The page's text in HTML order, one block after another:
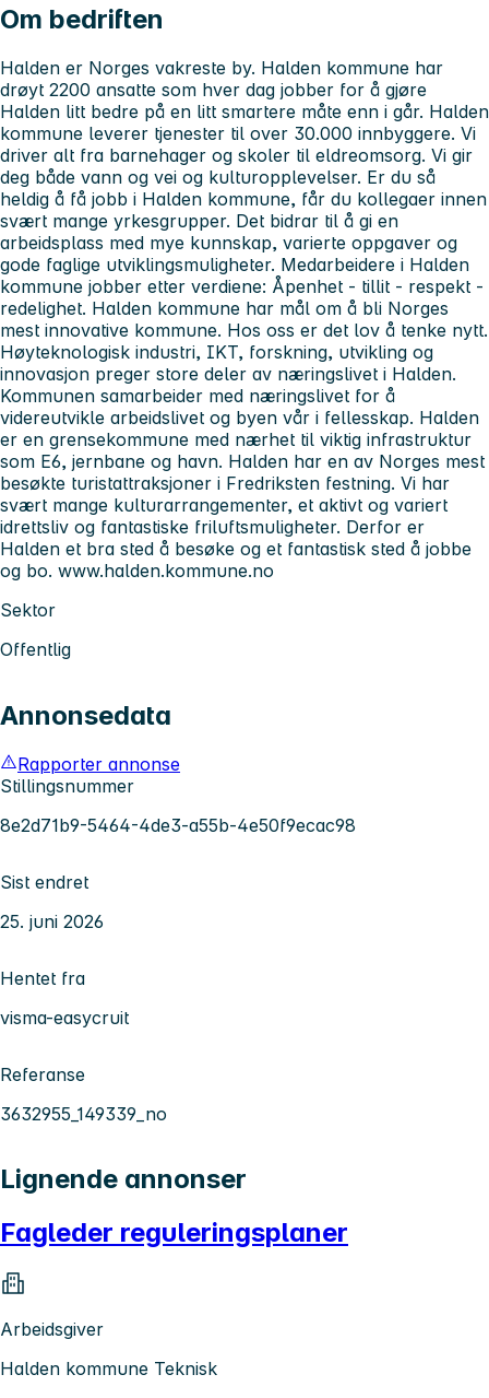
Om bedriften
Halden er Norges vakreste by. Halden kommune har
drøyt 2200 ansatte som hver dag jobber for å gjøre
Halden litt bedre på en litt smartere måte enn i går. Halden
kommune leverer tjenester til over 30.000 innbyggere. Vi
driver alt fra barnehager og skoler til eldreomsorg. Vi gir
deg både vann og vei og kulturopplevelser. Er du så
heldig å få jobb i Halden kommune, får du kollegaer innen
svært mange yrkesgrupper. Det bidrar til å gi en
arbeidsplass med mye kunnskap, varierte oppgaver og
gode faglige utviklingsmuligheter. Medarbeidere i Halden
kommune jobber etter verdiene: Åpenhet - tillit - respekt -
redelighet. Halden kommune har mål om å bli Norges
mest innovative kommune. Hos oss er det lov å tenke nytt.
Høyteknologisk industri, IKT, forskning, utvikling og
innovasjon preger store deler av næringslivet i Halden.
Kommunen samarbeider med næringslivet for å
videreutvikle arbeidslivet og byen vår i fellesskap. Halden
er en grensekommune med nærhet til viktig infrastruktur
som E6, jernbane og havn. Halden har en av Norges mest
besøkte turistattraksjoner i Fredriksten festning. Vi har
svært mange kulturarrangementer, et aktivt og variert
idrettsliv og fantastiske friluftsmuligheter. Derfor er
Halden et bra sted å besøke og et fantastisk sted å jobbe
og bo. www.halden.kommune.no
Sektor
Offentlig
Annonsedata
Rapporter annonse
Stillingsnummer
8e2d71b9-5464-4de3-a55b-4e50f9ecac98
Sist endret
25. juni 2026
Hentet fra
visma-easycruit
Referanse
3632955_149339_no
Lignende annonser
Fagleder reguleringsplaner
Arbeidsgiver
Halden kommune Teknisk